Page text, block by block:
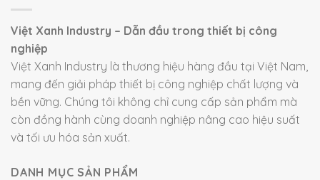
Việt Xanh Industry – Dẫn đầu trong thiết bị công
nghiệp
Việt Xanh Industry là thương hiệu hàng đầu tại Việt Nam,
mang đến giải pháp thiết bị công nghiệp chất lượng và
bền vững. Chúng tôi không chỉ cung cấp sản phẩm mà
còn đồng hành cùng doanh nghiệp nâng cao hiệu suất
và tối ưu hóa sản xuất.
DANH MỤC SẢN PHẨM